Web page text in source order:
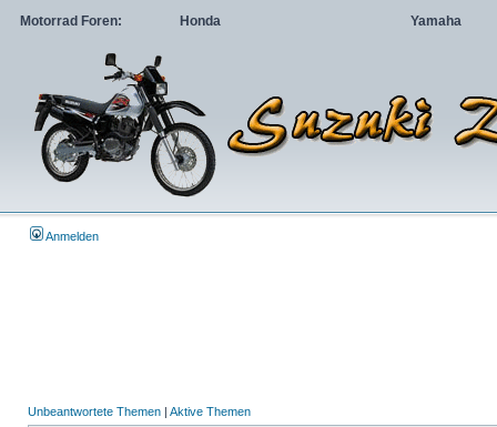
Motorrad Foren: Honda Yamaha
Anmelden
Unbeantwortete Themen | Aktive Themen